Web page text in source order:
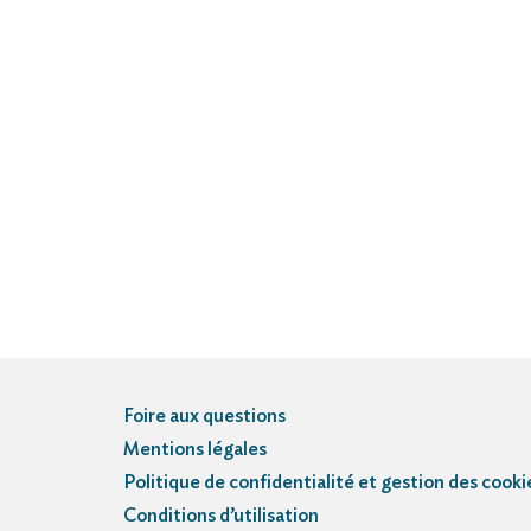
Foire aux questions
Mentions légales
Politique de confidentialité et gestion des
Conditions d’utilisation